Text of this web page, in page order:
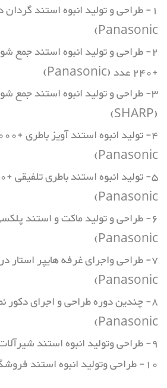
Panasonic)
+240 عدد (Panasonic)
(SHARP)
Panasonic)
Panasonic)
Panasonic)
Panasonic)
8- چندین دوره طراحی و اجرای دکور
Panasonic)
9- طراحی وتولید انبوه استند شیرآلات +600 عدد (KWC)
10- طراحی وتولید انبوه استند فروشگاهی (Moulinex)